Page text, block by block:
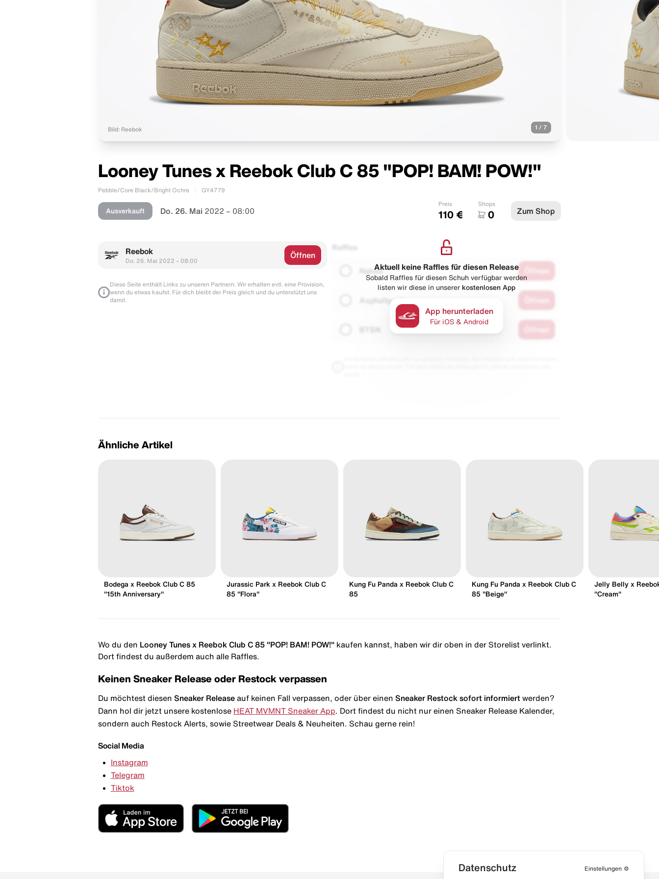
Bild: Reebok 1 / 7
Looney Tunes x Reebok Club C 85 "POP! BAM! POW!"
Pebble/Core Black/Bright Ochre GY4779
Ausverkauft Do. 26. Mai 2022 – 08:00
Preis
110 €
Shops
0 Zum Shop
Reebok
Do. 26. Mai 2022 – 08:00
Öffnen
Diese Seite enthält Links zu unseren Partnern. Wir erhalten evtl. eine Provision,
wenn du etwas kaufst. Für dich bleibt der Preis gleich und du unterstützt uns
damit.
Raffles
Naked
Asphaltgold
Aktuell keine Raffles für diesen Release
Sobald Raffles für diesen Schuh verfügbar werden
listen wir diese in unserer kostenlosen App
App herunterladen
Für iOS & Android
Ähnliche Artikel
Bodega x Reebok Club C 85
"15th Anniversary"
Jurassic Park x Reebok Club C
85 "Flora"
Kung Fu Panda x Reebok Club C
85
Kung Fu Panda x Reebok Club C
85 "Beige"
Jelly Belly x
"Cream"
Wo du den Looney Tunes x Reebok Club C 85 "POP! BAM! POW!" kaufen kannst, haben wir dir oben in der Storelist verlinkt.
Dort findest du außerdem auch alle Raffles.
Keinen Sneaker Release oder Restock verpassen
Du möchtest diesen Sneaker Release auf keinen Fall verpassen, oder über einen Sneaker Restock sofort informiert werden?
Dann hol dir jetzt unsere kostenlose HEAT MVMNT Sneaker App . Dort findest du nicht nur einen Sneaker Release Kalender,
sondern auch Restock Alerts, sowie Streetwear Deals & Neuheiten. Schau gerne rein!
Social Media
Instagram
Telegram
Tiktok
Datenschutz Einstellungen ⚙️